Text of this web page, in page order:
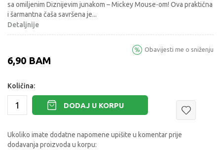
sa omiljenim Diznijevim junakom – Mickey Mouse-om! Ova praktična
i šarmantna čaša savršena je...
Detaljnije
6,90 BAM
Obavijesti me o sniženju
Količina:
DODAJ U KORPU
Ukoliko imate dodatne napomene upišite u komentar prije
dodavanja proizvoda u korpu: